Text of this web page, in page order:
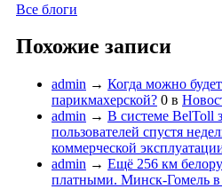
Все блоги
Похожие записи
admin → Когда можно
парикмахерской? 0 в
admin → В системе BelToll
пользователей спустя
коммерческой
admin → Ещё 256 км
платными. Минск-Гомель в